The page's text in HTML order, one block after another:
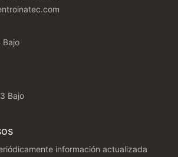
Bajo
Bajo
información actualizada